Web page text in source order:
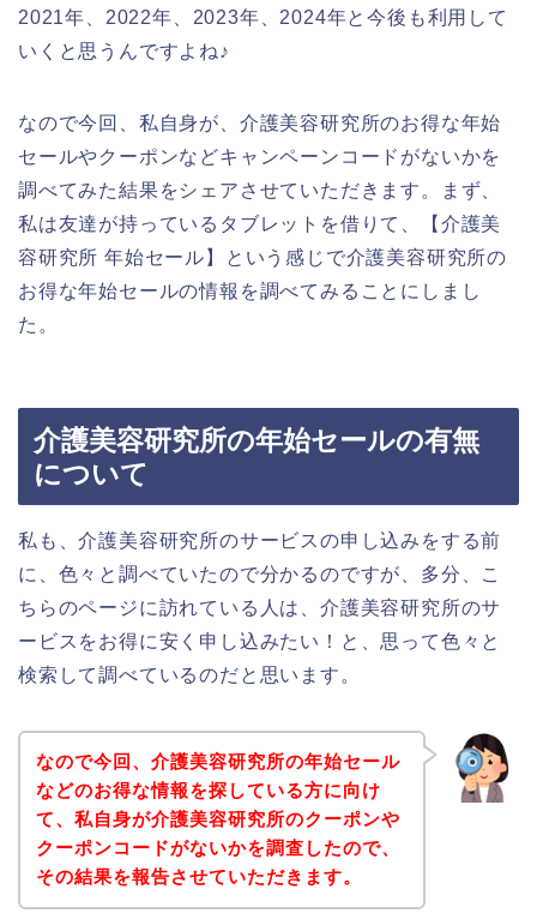
2021年、2022年、2023年、2024年と今後も利用して
いくと思うんですよね♪
なので今回、私自身が、介護美容研究所のお得な年始
セールやクーポンなどキャンペーンコードがないかを
調べてみた結果をシェアさせていただきます。まず、
私は友達が持っているタブレットを借りて、【介護美
容研究所 年始セール】という感じで介護美容研究所の
お得な年始セールの情報を調べてみることにしまし
た。
介護美容研究所の年始セールの有無
について
私も、介護美容研究所のサービスの申し込みをする前
に、色々と調べていたので分かるのですが、多分、こ
ちらのページに訪れている人は、介護美容研究所のサ
ービスをお得に安く申し込みたい！と、思って色々と
検索して調べているのだと思います。
なので今回、介護美容研究所の年始セール
などのお得な情報を探している方に向け
て、私自身が介護美容研究所のクーポンや
クーポンコードがないかを調査したので、
その結果を報告させていただきます。